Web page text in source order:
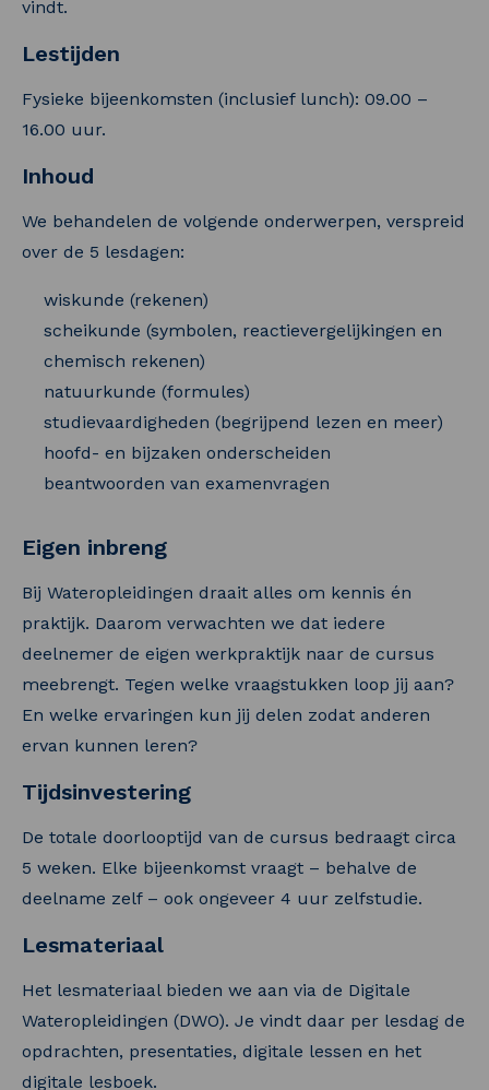
vindt.
Lestijden
Fysieke bijeenkomsten (inclusief lunch): 09.00 –
16.00 uur.
Inhoud
We behandelen de volgende onderwerpen, verspreid
over de 5 lesdagen:
wiskunde (rekenen)
scheikunde (symbolen, reactievergelijkingen en
chemisch rekenen)
natuurkunde (formules)
studievaardigheden (begrijpend lezen en meer)
hoofd- en bijzaken onderscheiden
beantwoorden van examenvragen
Eigen inbreng
Bij Wateropleidingen draait alles om kennis én
praktijk. Daarom verwachten we dat iedere
deelnemer de eigen werkpraktijk naar de cursus
meebrengt. Tegen welke vraagstukken loop jij aan?
En welke ervaringen kun jij delen zodat anderen
ervan kunnen leren?
Tijdsinvestering
De totale doorlooptijd van de cursus bedraagt circa
5 weken. Elke bijeenkomst vraagt – behalve de
deelname zelf – ook ongeveer 4 uur zelfstudie.
Lesmateriaal
Het lesmateriaal bieden we aan via de Digitale
Wateropleidingen (DWO). Je vindt daar per lesdag de
opdrachten, presentaties, digitale lessen en het
digitale lesboek.